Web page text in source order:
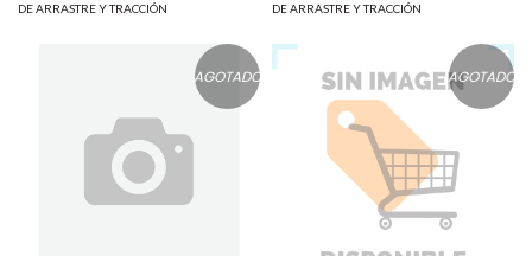
DE ARRASTRE Y TRACCIÓN DE ARRASTRE Y TRACCIÓN
AGOTADO AGOTADO